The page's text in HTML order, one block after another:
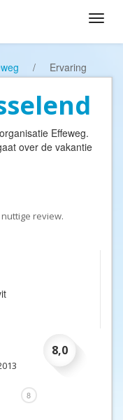
/ Ervaring
Effeweg.
over de vakantie
review.
8,0
8